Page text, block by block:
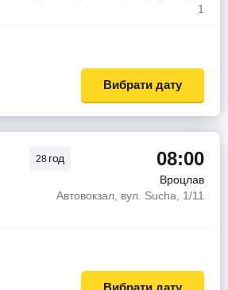
1
Вибрати дату
28 год 08:00
Вроцлав
Автовокзал, вул. Sucha, 1/11
Вибрати дату